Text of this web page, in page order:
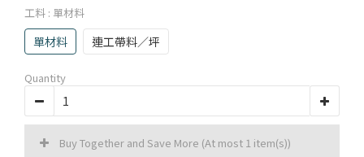
PVC塑膠地板
高密度隔音毯
嬰幼兒爬爬地墊
方塊壓縮沙發
SPC石塑地板知識
壁紙DIY 壁紙挑選
工料 : 單材料
單材料 連工帶料／坪
Quantity
Buy Together and Save More (At most 1 item(s))